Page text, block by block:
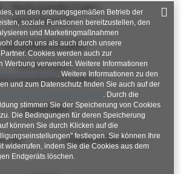
- Häufig gestellte Fragen
Rückgabepolitik
INFORMATIONEN
Verordnungen
KONTAKT
740 hurt@factoryprice.eu
um den ordnungsgemäßen Betrieb der
soziale Funktionen bereitzustellen, den
und Marketingmaßnahmen
durch uns als auch durch unsere
Cookies werden auch zur
Werbung verwendet. Weitere Informationen
. Weitere Informationen zu den
und zum Datenschutz finden Sie auch auf der
. Durch die
stimmen Sie der Speicherung von Cookies
Die Bedingungen für deren Speicherung
können Sie durch Klicken auf die
festlegen. Sie können Ihre
widerrufen, indem Sie die Cookies aus dem
Endgeräts löschen.